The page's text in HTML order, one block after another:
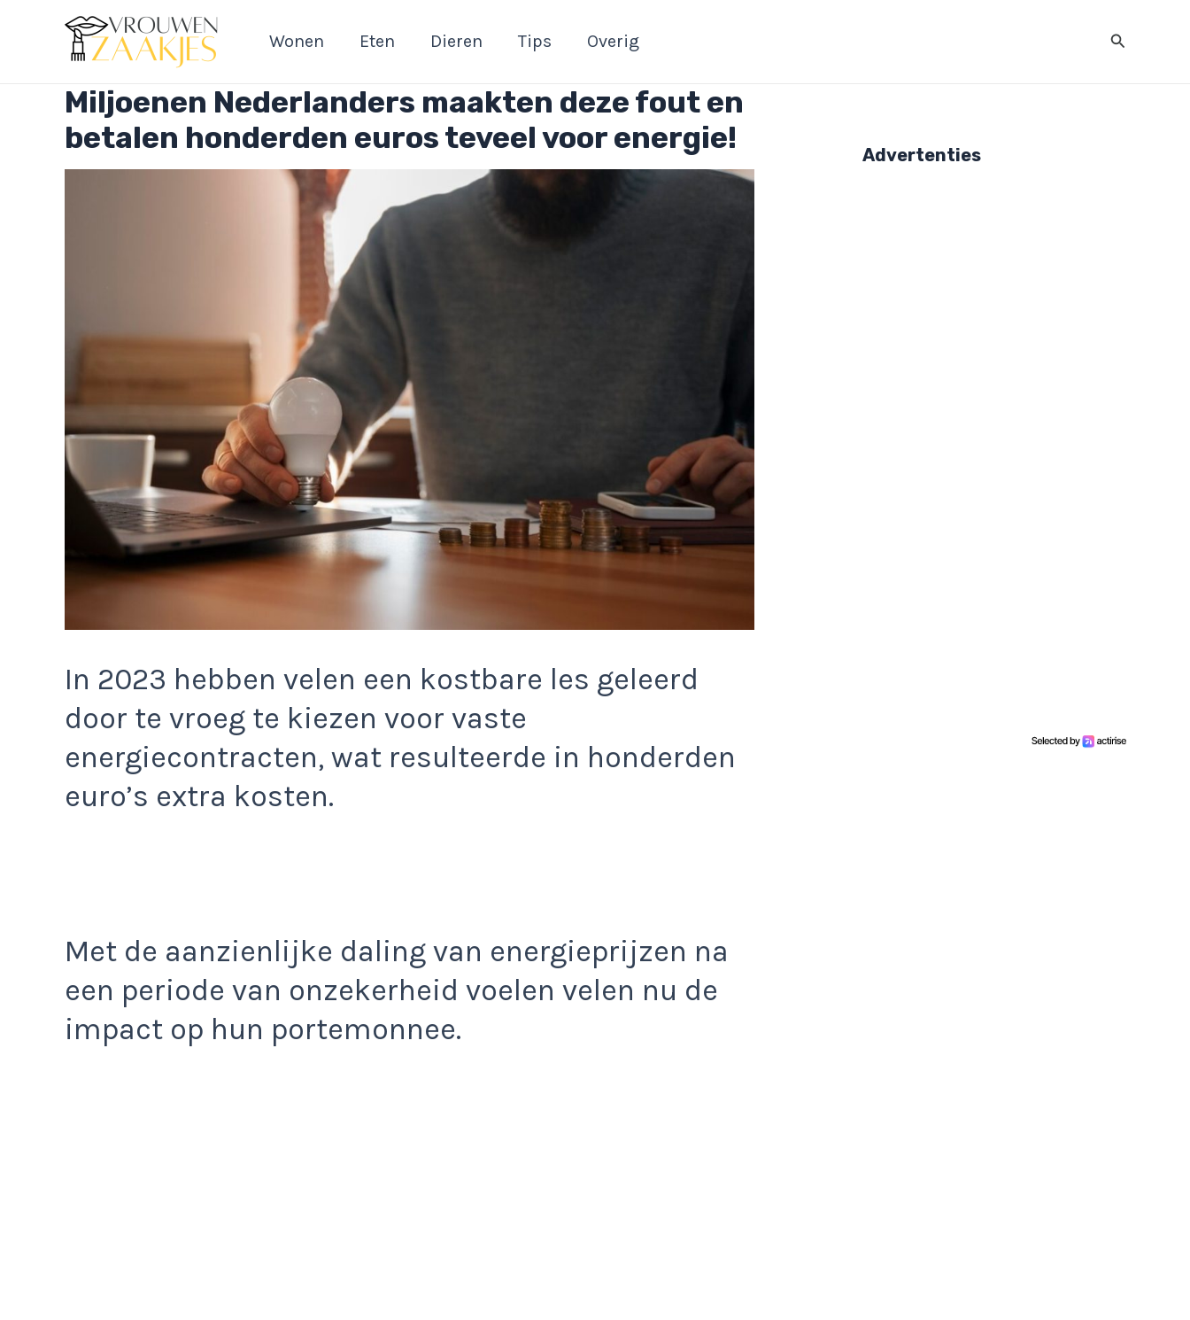
Wonen Eten Dieren Tips Overig Zoeken
Miljoenen Nederlanders maakten deze fout en
betalen honderden euros teveel voor energie!
In 2023 hebben velen een kostbare les geleerd
door te vroeg te kiezen voor vaste
energiecontracten, wat resulteerde in honderden
euro’s extra kosten.
Met de aanzienlijke daling van energieprijzen na
een periode van onzekerheid voelen velen nu de
impact op hun portemonnee.
Advertenties